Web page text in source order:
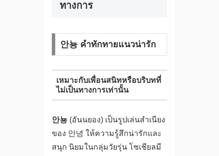
ทางการ
안뇽 คำทักทายแนวน่ารัก
เหมาะกับเพื่อนสนิทหรือบริบทที่
ไม่เป็นทางการเท่านั้น
안뇽(อันนยอง) เป็นรูปเล่นสำเนียง
ของ 안녕 ให้ความรู้สึกน่ารักและ
สนุก นิยมในกลุ่มวัยรุ่น โซเชียลมี